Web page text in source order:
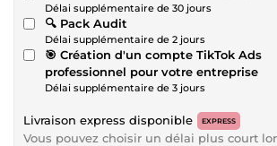
Délai supplémentaire de 30 jours
🔍 Pack Audit
Délai supplémentaire de 2 jours
🎯 Création d'un compte TikTok Ads
professionnel pour votre entreprise
Délai supplémentaire de 3 jours
Livraison express disponible EXPRESS
Vous pouvez choisir un délai plus court